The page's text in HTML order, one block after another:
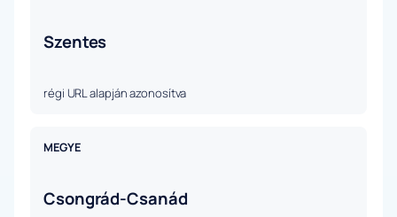
Szentes
régi URL alapján azonosítva
MEGYE
Csongrád-Csanád